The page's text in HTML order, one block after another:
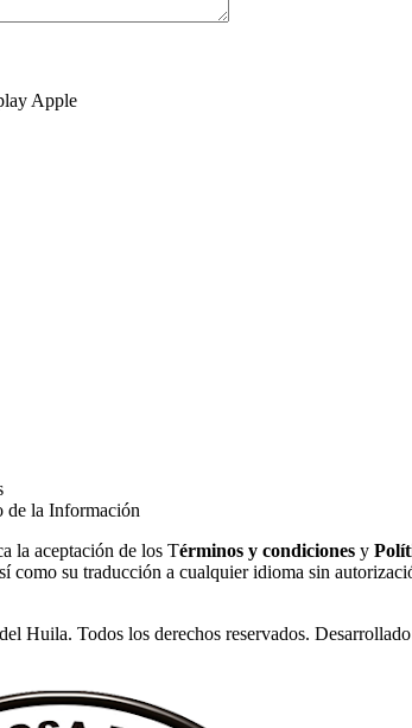
Apple
de la Información
la aceptación de los Términos y condiciones y
como su traducción a cualquier idioma sin
Huila. Todos los derechos reservados.